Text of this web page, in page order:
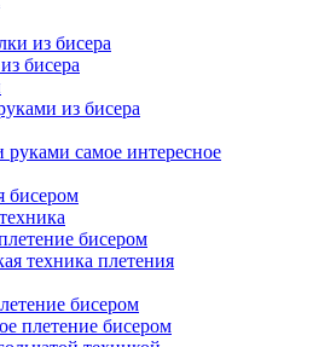
из бисера
бисера
из бисера
руками самое интересное
бисером
бисером
техника плетения
бисером
плетение бисером